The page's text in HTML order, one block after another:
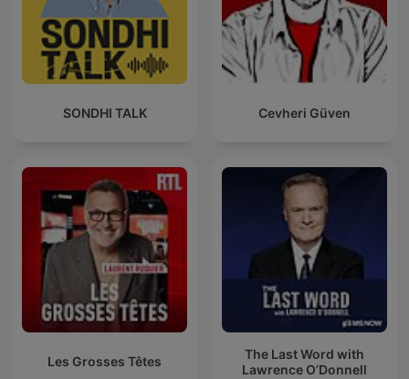
SONDHI TALK Cevheri Güven
Les Grosses Têtes
The Last Word with
Lawrence O’Donnell